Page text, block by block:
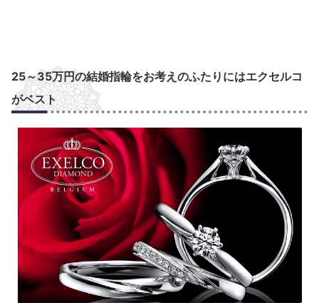
25～35万円の結婚指輪をお考えのふたりにはエクセルコ
がベスト